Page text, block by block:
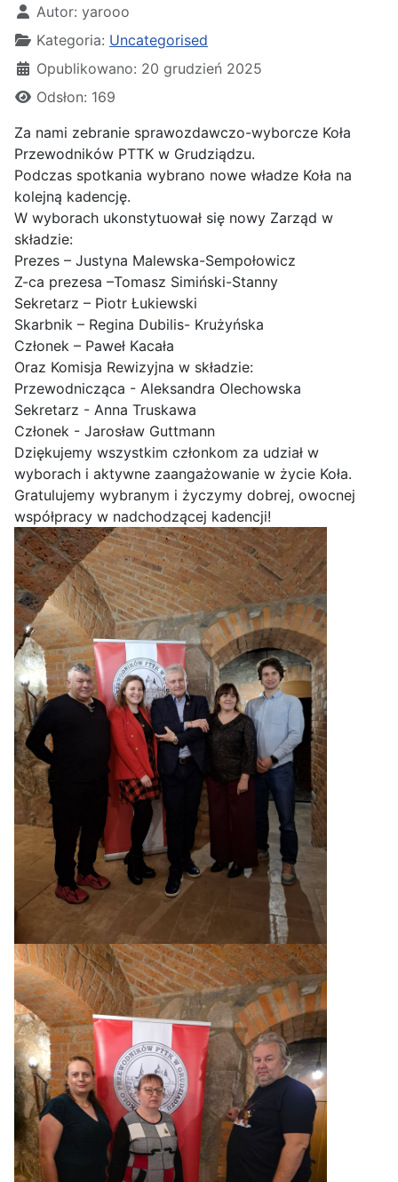
Autor: yarooo
Kategoria: Uncategorised
Opublikowano: 20 grudzień 2025
Odsłon: 169
Za nami zebranie sprawozdawczo-wyborcze Koła
Przewodników PTTK w Grudziądzu.
Podczas spotkania wybrano nowe władze Koła na
kolejną kadencję.
W wyborach ukonstytuował się nowy Zarząd w
składzie:
Prezes – Justyna Malewska-Sempołowicz
Z-ca prezesa –Tomasz Simiński-Stanny
Sekretarz – Piotr Łukiewski
Skarbnik – Regina Dubilis- Krużyńska
Członek – Paweł Kacała
Oraz Komisja Rewizyjna w składzie:
Przewodnicząca - Aleksandra Olechowska
Sekretarz - Anna Truskawa
Członek - Jarosław Guttmann
Dziękujemy wszystkim członkom za udział w
wyborach i aktywne zaangażowanie w życie Koła.
Gratulujemy wybranym i życzymy dobrej, owocnej
współpracy w nadchodzącej kadencji!